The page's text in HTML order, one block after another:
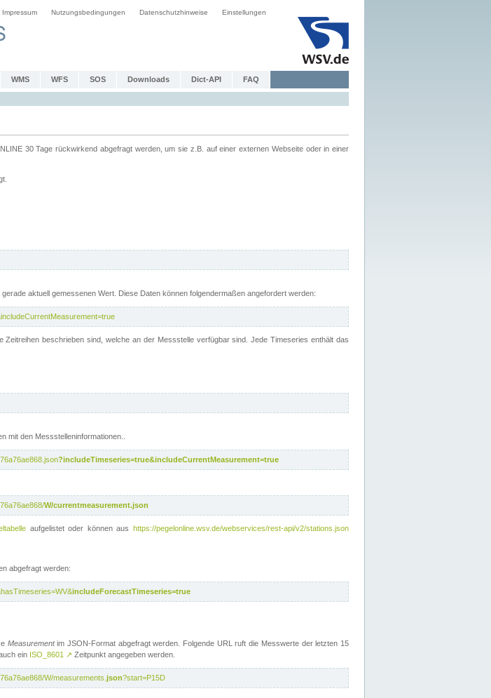
Impressum Nutzungsbedingungen Datenschutzhinweise Einstellungen
WMS WFS SOS Downloads Dict-API FAQ
30 Tage rückwirkend abgefragt werden, um sie z.B. auf einer externen Webseite oder in einer
aktuell gemessenen Wert. Diese Daten können folgendermaßen angefordert werden:
Zeitreihen beschrieben sind, welche an der Messstelle verfügbar sind. Jede Timeseries enthält das
mit den Messstelleninformationen..
?includeTimeseries=true&includeCurrentMeasurement=true
W/currentmeasurement.json
aufgelistet oder können aushttps://pegelonline.wsv.de/webservices/rest-api/v2/stations.json
abgefragt werden:
includeForecastTimeseries=true
Measurementim JSON-Format abgefragt werden. Folgende URL ruft die Messwerte der letzten 15
ein ISO_8601 ↗ Zeitpunkt angegeben werden.
W/measurements. json?start=P15D